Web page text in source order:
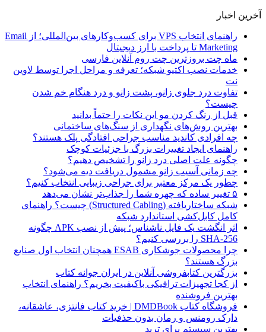
آخرین اخبار
راهنمای انتخاب VPS برای کسب‌وکارهای بین‌المللی؛ از Email
Marketing تا پرداخت با ارز دیجیتال
ماه چت بروزترین چت روم آنلاین فارسی
خدمات نصب اکتیو شبکه؛ تعرفه و مراحل اجرا توسط لاوین
نت
تفاوت درد جلوی زانو، پشت زانو و درد هنگام خم شدن
چیست؟
قبل از رنگ کردن مو این نکات را حتماً بدانید
بهترین روش‌های نگهداری از سنگ‌های ساختمانی
چه افرادی کاندید مناسب جراحی افتادگی پلک هستند؟
راهنمای ایجاد تغییرات بزرگ با جزئیات کوچک
چگونه علت اصلی درد زانو را تشخیص دهیم؟
چه زمانی آسیب زانو مشمول دریافت دیه می‌شود؟
چطور یک مرکز معتبر برای جراحی زیبایی انتخاب کنیم؟
۵ تغییر ساده که چهره شما را جذاب‌تر نشان می‌دهد
شبکه ساختاریافته (Structured Cabling) چیست؟ راهنمای
کامل کابل‌کشی استاندارد شبکه
اثر انگشت یک فایل ناشناس؛ پیش از نصب APK چگونه
SHA-256 را بررسی کنیم؟
چرا محصولات جوشکاری ESAB همچنان انتخاب اول صنایع
بزرگ هستند؟
بزرگترین کتابفروشی آنلاین در ایران جوانه کتاب
از کجا تجهیزات ترافیکی باکیفیت بخریم؟ راهنمای انتخاب
بهترین فروشنده
فروشگاه کتاب DMDBook | خرید کتاب فانتزی، عاشقانه،
دارک رومنس و رمان بدون حذفیات
بهترین سیستم برای ترید